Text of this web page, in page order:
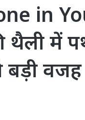
in
थैली में
बड़ी